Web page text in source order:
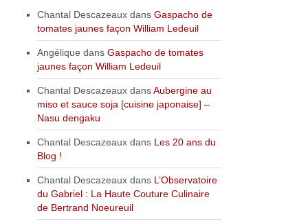
Chantal Descazeaux dansGaspacho de
tomates jaunes façon William Ledeuil
Angélique dansGaspacho de tomates
jaunes façon William Ledeuil
Chantal Descazeaux dansAubergine au
miso et sauce soja [cuisine japonaise] –
Nasu dengaku
Chantal Descazeaux dans Les 20 ans du
Blog !
Chantal Descazeaux dans L’Observatoire
du Gabriel : La Haute Couture Culinaire
de Bertrand Noeureuil